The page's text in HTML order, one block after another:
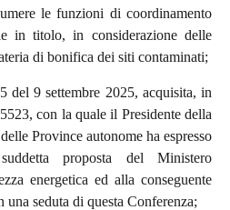
le funzioni di coordinamento
in titolo, in considerazione delle
di bonifica dei siti contaminati;
del 9 settembre 2025, acquisita, in
con la quale il Presidente della
Province autonome ha espresso
proposta del Ministero
energetica ed alla conseguente
una seduta di questa Conferenza;